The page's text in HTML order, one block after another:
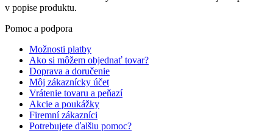
v popise produktu.
Pomoc a podpora
Možnosti platby
Ako si môžem objednať tovar?
Doprava a doručenie
Môj zákaznícky účet
Vrátenie tovaru a peňazí
Akcie a poukážky
Firemní zákazníci
Potrebujete ďalšiu pomoc?